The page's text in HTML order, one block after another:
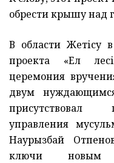
обрести крышу над
В области Жетісу
проекта «Ел
церемония
двум
присутствовал
управления
Наурызбай
ключи новым